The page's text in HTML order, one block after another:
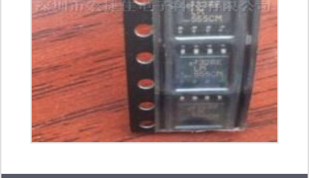
器、编码器； 5、高频、微波、通信、
自控、单片机、家电、电脑用半导体器
件； 6、温度、湿度、语音、报警、计
时、计步、测速、调光、游戏等专用芯